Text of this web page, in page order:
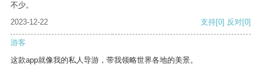
不少。
2023-12-22
支持[0] 反对[0]
游客
这款app就像我的私人导游，带我领略世界各地的美景。